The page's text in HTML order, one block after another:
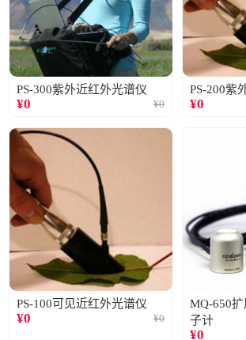
PS-300紫外近红外光谱仪
¥0 ¥0
PS-200紫
¥0
PS-100可见近红外光谱仪
¥0 ¥0
MQ-650
子计
¥0